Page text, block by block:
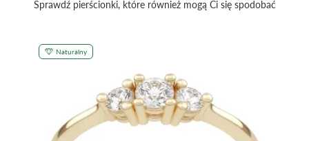
Sprawdź pierścionki, które również mogą Ci się spodobać
Naturalny